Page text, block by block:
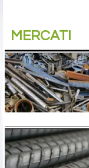
MERCATI